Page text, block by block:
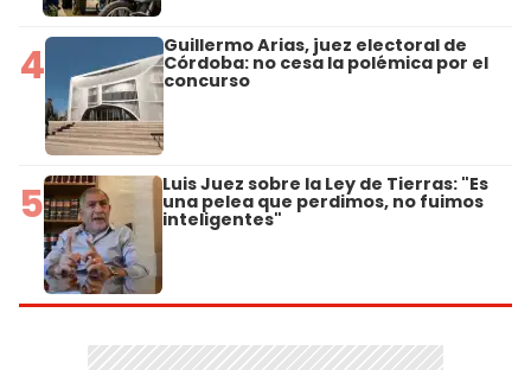
4 Guillermo Arias, juez electoral de
Córdoba: no cesa la polémica por el
concurso
5 Luis Juez sobre la Ley de Tierras: "Es
una pelea que perdimos, no fuimos
inteligentes"